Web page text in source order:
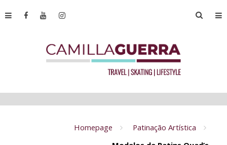
Homepage
Patinação Artística